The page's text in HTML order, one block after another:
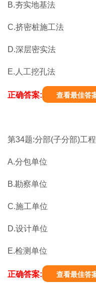
B.夯实地基法
C.挤密桩施工法
D.深层密实法
E.人工挖孔法
正确答案: 查看最佳答
第34题:分部(子分部)工
A.分包单位
B.勘察单位
C.施工单位
D.设计单位
E.检测单位
正确答案: 查看最佳答